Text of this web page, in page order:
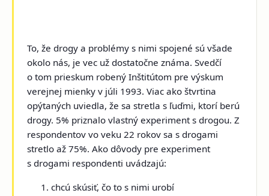
To, že drogy a problémy s nimi spojené sú všade
okolo nás, je vec už dostatočne známa. Svedčí
o tom prieskum robený Inštitútom pre výskum
verejnej mienky v júli 1993. Viac ako štvrtina
opýtaných uviedla, že sa stretla s ľuďmi, ktorí berú
drogy. 5% priznalo vlastný experiment s drogou. Z
respondentov vo veku 22 rokov sa s drogami
stretlo až 75%. Ako dôvody pre experiment
s drogami respondenti uvádzajú:
chcú skúsiť, čo to s nimi urobí